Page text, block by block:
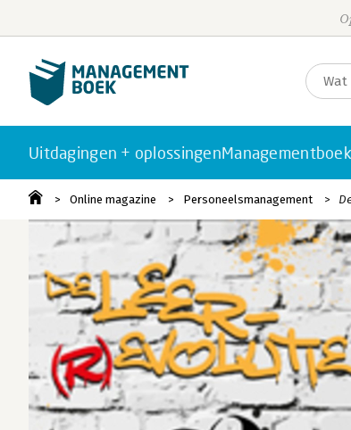
Uitdagingen + oplossingen
Online magazine Personeelsmanagement